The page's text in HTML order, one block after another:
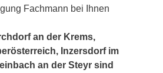
Fachmann bei Ihnen
an der Krems,
Inzersdorf im
an der Steyr sind